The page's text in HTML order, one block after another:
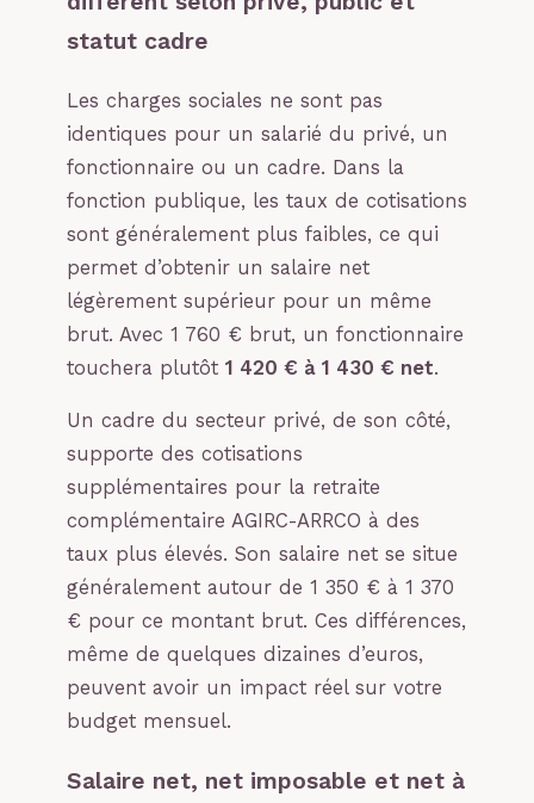
statut cadre
Les charges sociales ne sont pas
identiques pour un salarié du privé, un
fonctionnaire ou un cadre. Dans la
fonction publique, les taux de cotisations
sont généralement plus faibles, ce qui
permet d’obtenir un salaire net
légèrement supérieur pour un même
brut. Avec 1 760 € brut, un fonctionnaire
touchera plutôt 1 420 € à 1 430 € net.
Un cadre du secteur privé, de son côté,
supporte des cotisations
supplémentaires pour la retraite
complémentaire AGIRC-ARRCO à des
taux plus élevés. Son salaire net se situe
généralement autour de 1 350 € à 1 370
€ pour ce montant brut. Ces différences,
même de quelques dizaines d’euros,
peuvent avoir un impact réel sur votre
budget mensuel.
Salaire net, net imposable et net à